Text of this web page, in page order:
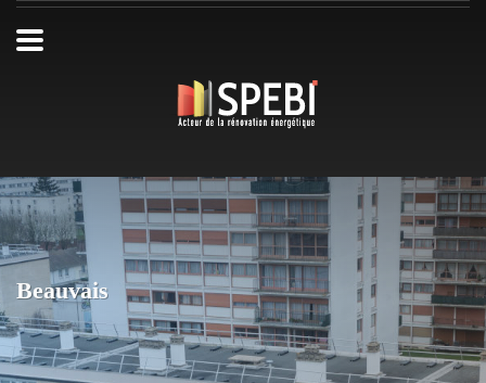
Beauvais